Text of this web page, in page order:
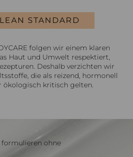
STANDARD
folgen wir einem klaren
Haut und Umwelt respektiert,
Deshalb verzichten wir
die als reizend, hormonell
ökologisch kritisch gelten.
ohne